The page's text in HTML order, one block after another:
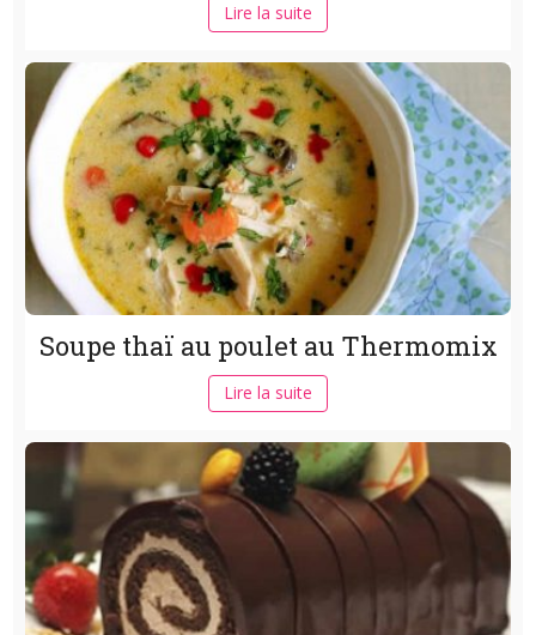
Lire la suite
Soupe thaï au poulet au Thermomix
Lire la suite